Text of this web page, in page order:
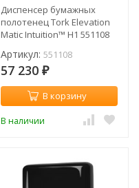
Диспенсер бумажных
полотенец Tork Elevation
Matic Intuition™ H1 551108
Артикул: 551108
57 230 ₽
В корзину
В наличии